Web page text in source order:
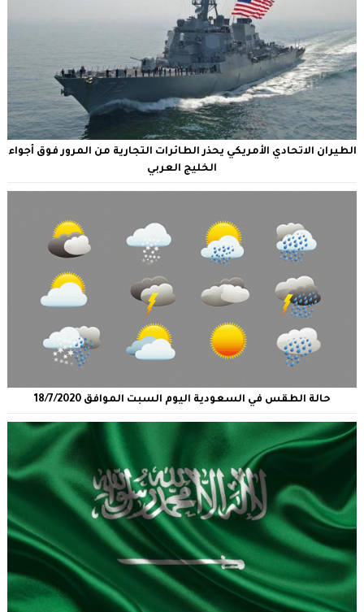
الطيران الاتحادي الأمريكي يحذر الطائرات التجارية من المرور فوق أجواء
الخليج العربي
حالة الطقس في السعودية اليوم السبت الموافق 18/7/2020